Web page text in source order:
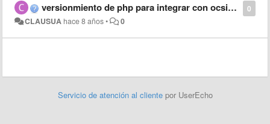
0
versionmiento de php para integrar con ocsinventory
CLAUSUA hace 8 años• 0
Servicio de atención al cliente por UserEcho